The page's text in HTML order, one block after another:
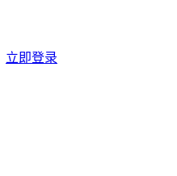
立即登录